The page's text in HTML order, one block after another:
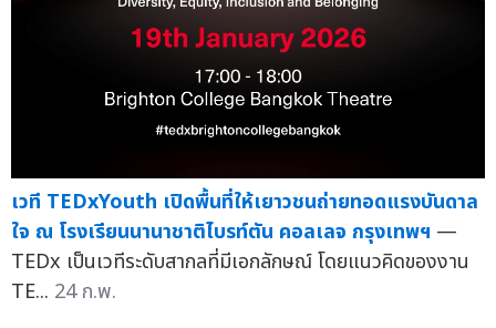
เวที TEDxYouth เปิดพื้นที่ให้เยาวชนถ่ายทอดแรงบันดาล
ใจ ณ โรงเรียนนานาชาติไบรท์ตัน คอลเลจ กรุงเทพฯ —
TEDx เป็นเวทีระดับสากลที่มีเอกลักษณ์ โดยแนวคิดของงาน
TE... 24 ก.พ.